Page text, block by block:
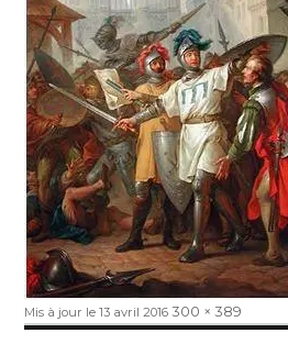
Publié
le
Mis à jour le 13 avril 2016Taille
réelle
300 × 389